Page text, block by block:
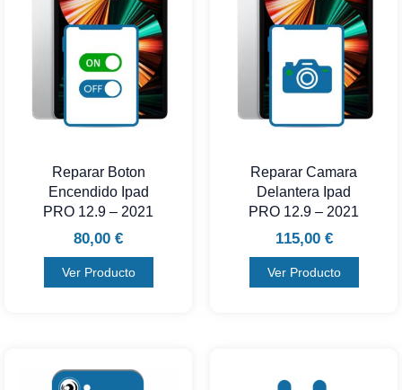
Reparar Boton
Encendido Ipad
PRO 12.9 – 2021
80,00 €
Ver Producto
Reparar Camara
Delantera Ipad
PRO 12.9 – 2021
115,00 €
Ver Producto